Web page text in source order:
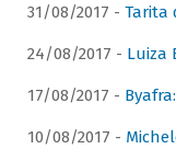
31/08/2017 - Tarita
24/08/2017 - Luiza
17/08/2017 -
10/08/2017 -